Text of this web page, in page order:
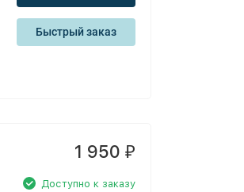
Быстрый заказ
1 950 ₽
Доступно к заказу